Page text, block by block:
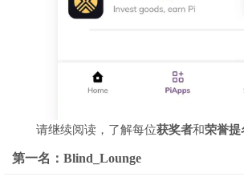
请继续阅读，了解每位获奖者和荣誉提
第一名：Blind_Lounge